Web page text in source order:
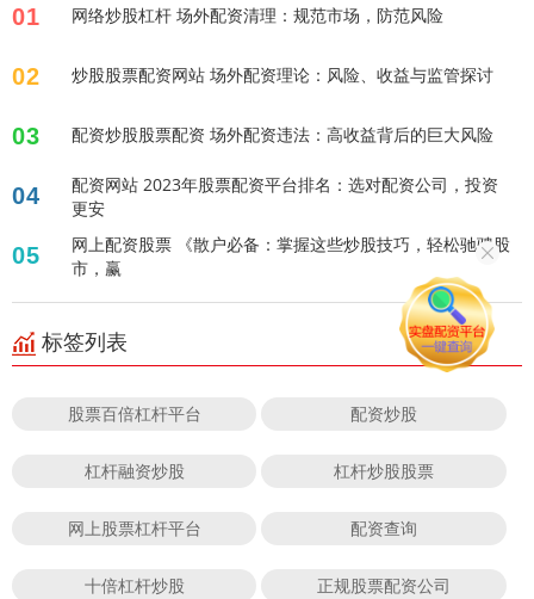
01 网络炒股杠杆 场外配资清理：规范市场，防范风险
02 炒股股票配资网站 场外配资理论：风险、收益与监管探讨
03 配资炒股股票配资 场外配资违法：高收益背后的巨大风险
04
配资网站 2023年股票配资平台排名：选对配资公司，投资
更安
05
网上配资股票 《散户必备：掌握这些炒股技巧，轻松驰骋股
市，赢
标签列表
股票百倍杠杆平台 配资炒股
杠杆融资炒股 杠杆炒股股票
网上股票杠杆平台 配资查询
十倍杠杆炒股 正规股票配资公司